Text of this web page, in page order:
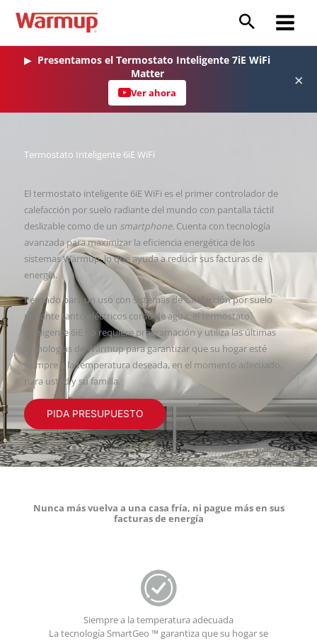
Main
▶ Presentamos el Termostato Inteligente 7iE WiFi
Matter
Ver ahora
×
Termostato Inteligente 6iE WiFi
El termostato inteligente 6iE WiFi es el primer controlador de
calefacción por suelo radiante del mundo con pantalla táctil
deslizable como de un smartphone. Cuenta con tecnología
avanzada para maximizar la eficiencia energética de los
sistemas Warmup, lo que ayuda a reducir sus facturas de
energía.
Pensado para un uso con sistemas de calefacción por suelo
radiante tanto eléctricos como de agua, el termostato
inteligente 6iE no requiere programación y utiliza las últimas
tecnologías de Warmup para garantizar que su hogar esté
siempre a la temperatura deseada, en el momento adecuado,
para usted y su familia.
PIDA PRESUPUESTO
Nunca más vuelva a una casa fría, ni pague más en sus
facturas de energía
Siempre a la temperatura adecuada
La tecnología SmartGeo ™ garantiza que su hogar se